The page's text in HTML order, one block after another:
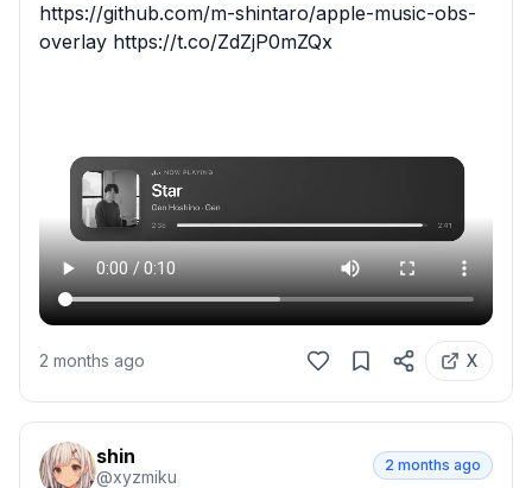
https://github.com/m-shintaro/apple-music-obs-
overlay https://t.co/ZdZjP0mZQx
2 months ago X
shin
@xyzmiku
2 months ago